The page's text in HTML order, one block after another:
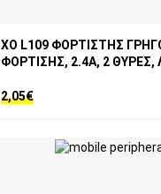
XO L109 ΦΟΡΤΙΣΤΗΣ
ΦΟΡΤΙΣΗΣ, 2.4A, 2 ΘΥΡΕΣ,
2,05€